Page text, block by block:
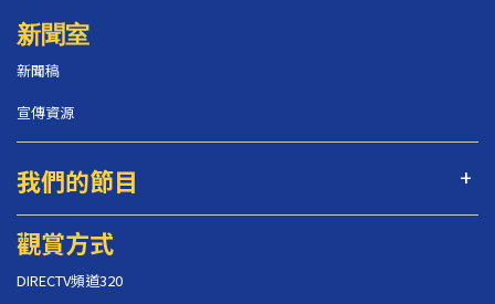
新聞室
新聞稿
宣傳資源
我們的節目
觀賞方式
DIRECTV頻道320